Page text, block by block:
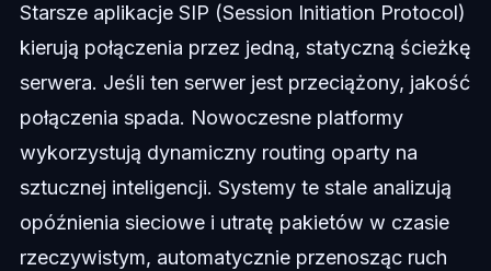
Starsze aplikacje SIP (Session Initiation Protocol)
kierują połączenia przez jedną, statyczną ścieżkę
serwera. Jeśli ten serwer jest przeciążony, jakość
połączenia spada. Nowoczesne platformy
wykorzystują dynamiczny routing oparty na
sztucznej inteligencji. Systemy te stale analizują
opóźnienia sieciowe i utratę pakietów w czasie
rzeczywistym, automatycznie przenosząc ruch